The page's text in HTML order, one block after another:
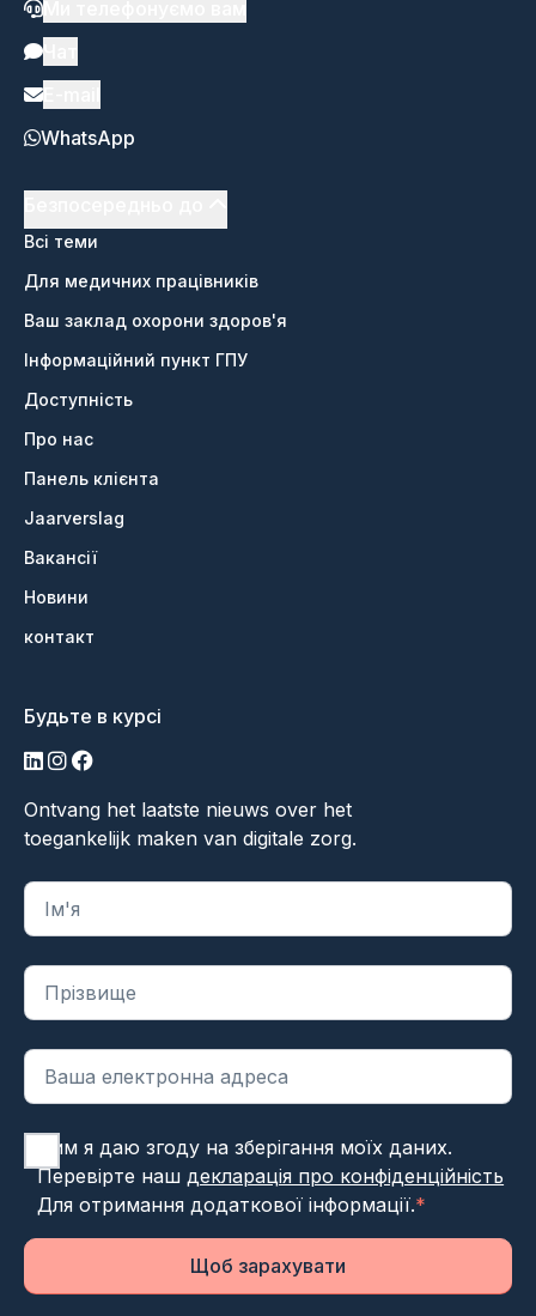
WhatsApp
Всі теми
Для медичних працівників
Ваш заклад охорони здоров'я
Інформаційний пункт ГПУ
Доступність
Про нас
Панель клієнта
Jaarverslag
Вакансії
Новини
контакт
Будьте в курсі
LinkedIn
Інстаграм
Фейсбук
Ontvang het laatste nieuws over het
toegankelijk maken van digitale zorg.
"*" вказує на обов'язкові поля
Цим я даю згоду на зберігання моїх даних.
Перевірте нашдекларація про конфіденційність
Для отримання додаткової інформації.*
Щоб зарахувати